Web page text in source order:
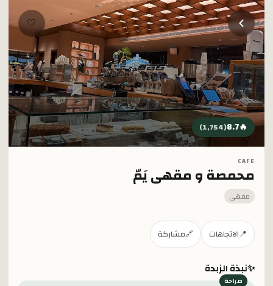
تخطي إلى المحتوى الرئيسي
🤍
🔥
8.7
(
1,754
)
CAFE
محمصة و مقهى يَمّ
مقهى
📍الاتجاهات 🔗مشاركة
✨نبذة الزبدة